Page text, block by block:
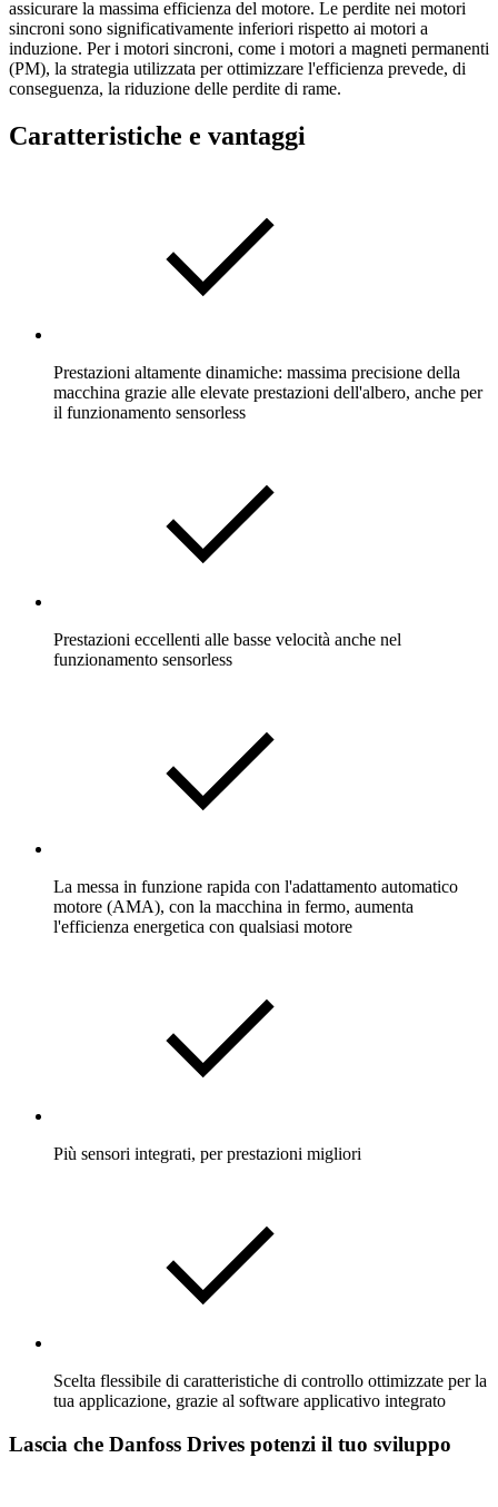
assicurare la massima efficienza del motore. Le perdite nei motori
sincroni sono significativamente inferiori rispetto ai motori a
induzione. Per i motori sincroni, come i motori a magneti permanenti
(PM), la strategia utilizzata per ottimizzare l'efficienza prevede, di
conseguenza, la riduzione delle perdite di rame.
Caratteristiche e vantaggi
Prestazioni altamente dinamiche: massima precisione della
macchina grazie alle elevate prestazioni dell'albero, anche per
il funzionamento sensorless
Prestazioni eccellenti alle basse velocità anche nel
funzionamento sensorless
La messa in funzione rapida con l'adattamento automatico
motore (AMA), con la macchina in fermo, aumenta
l'efficienza energetica con qualsiasi motore
Più sensori integrati, per prestazioni migliori
Scelta flessibile di caratteristiche di controllo ottimizzate per la
tua applicazione, grazie al software applicativo integrato
Lascia che Danfoss Drives potenzi il tuo sviluppo